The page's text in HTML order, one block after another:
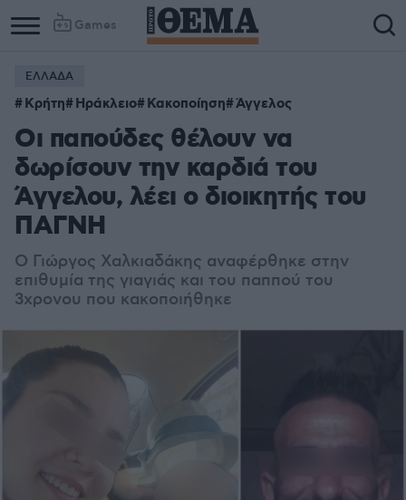
Games
ΕΛΛΑΔΑ
Κρήτη Ηράκλειο Κακοποίηση Άγγελος
Οι παπούδες θέλουν να
δωρίσουν την καρδιά του
Άγγελου, λέει ο διοικητής του
ΠΑΓΝΗ
O Γιώργος Χαλκιαδάκης αναφέρθηκε στην
επιθυμία της γιαγιάς και του παππού του
3χρονου που κακοποιήθηκε